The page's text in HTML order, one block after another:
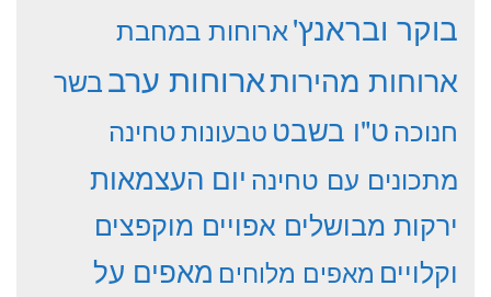
בוקר ובראנץ'ארוחות במחבת
ארוחות מהירותארוחות ערבבשר
חנוכהט"ו בשבט טבעונותטחינה
מתכונים עם טחינה יום העצמאות
ירקות מבושלים אפויים מוקפצים
וקלויים מאפים מלוחים מאפים על